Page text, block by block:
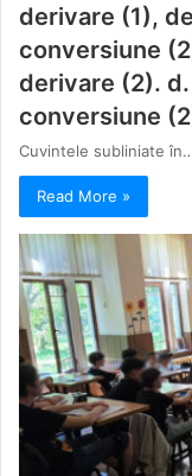
derivare (1),
conversiune
derivare (2).
conversiune
Cuvintele subliniate
Read More »